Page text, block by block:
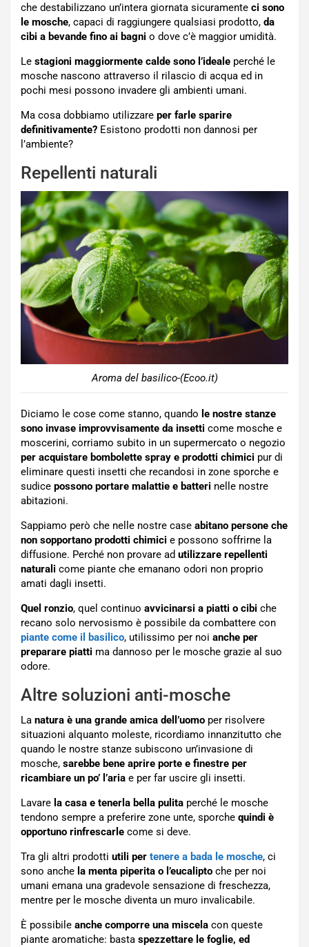
che destabilizzano un’intera giornata sicuramente ci sono
le mosche, capaci di raggiungere qualsiasi prodotto, da
cibi a bevande fino ai bagni o dove c’è maggior umidità.
Le stagioni maggiormente calde sono l’ideale perché le
mosche nascono attraverso il rilascio di acqua ed in
pochi mesi possono invadere gli ambienti umani.
Ma cosa dobbiamo utilizzare per farle sparire
definitivamente? Esistono prodotti non dannosi per
l’ambiente?
Repellenti naturali
Aroma del basilico-(Ecoo.it)
Diciamo le cose come stanno, quando le nostre stanze
sono invase improvvisamente da insetti come mosche e
moscerini, corriamo subito in un supermercato o negozio
per acquistare bombolette spray e prodotti chimici pur di
eliminare questi insetti che recandosi in zone sporche e
sudice possono portare malattie e batteri nelle nostre
abitazioni.
Sappiamo però che nelle nostre case abitano persone che
non sopportano prodotti chimici e possono soffrirne la
diffusione. Perché non provare ad utilizzare repellenti
naturali come piante che emanano odori non proprio
amati dagli insetti.
Quel ronzio, quel continuo avvicinarsi a piatti o cibi che
recano solo nervosismo è possibile da combattere con
piante come il basilico, utilissimo per noi anche per
preparare piatti ma dannoso per le mosche grazie al suo
odore.
Altre soluzioni anti-mosche
La natura è una grande amica dell’uomo per risolvere
situazioni alquanto moleste, ricordiamo innanzitutto che
quando le nostre stanze subiscono un’invasione di
mosche, sarebbe bene aprire porte e finestre per
ricambiare un po’ l’aria e per far uscire gli insetti.
Lavare la casa e tenerla bella pulita perché le mosche
tendono sempre a preferire zone unte, sporche quindi è
opportuno rinfrescarle come si deve.
Tra gli altri prodotti utili per tenere a bada le mosche, ci
sono anche la menta piperita o l’eucalipto che per noi
umani emana una gradevole sensazione di freschezza,
mentre per le mosche diventa un muro invalicabile.
È possibile anche comporre una miscela con queste
piante aromatiche: basta spezzettare le foglie, ed